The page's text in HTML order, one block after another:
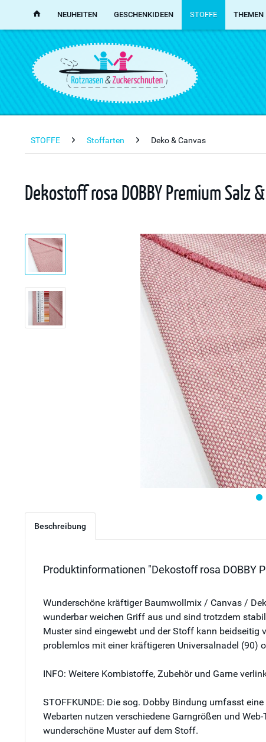
NEUHEITEN GESCHENKIDEEN STOFFE THEMEN
STOFFE Stoffarten Deko & Canvas
Dekostoff rosa DOBBY Premium
Beschreibung
Produktinformationen "Dekostoff rosa DOBBY
Wunderschöne kräftiger Baumwollmix / Canvas /
wunderbar weichen Griff aus und sind trotzdem
Muster sind eingewebt und der Stoff kann
problemlos mit einer kräftigeren Universalnadel (90)
INFO: Weitere Kombistoffe, Zubehör und Garne
STOFFKUNDE: Die sog. Dobby Bindung umfasst
Webarten nutzen verschiedene Garngrößen und
wunderschöne Muster auf dem Stoff.